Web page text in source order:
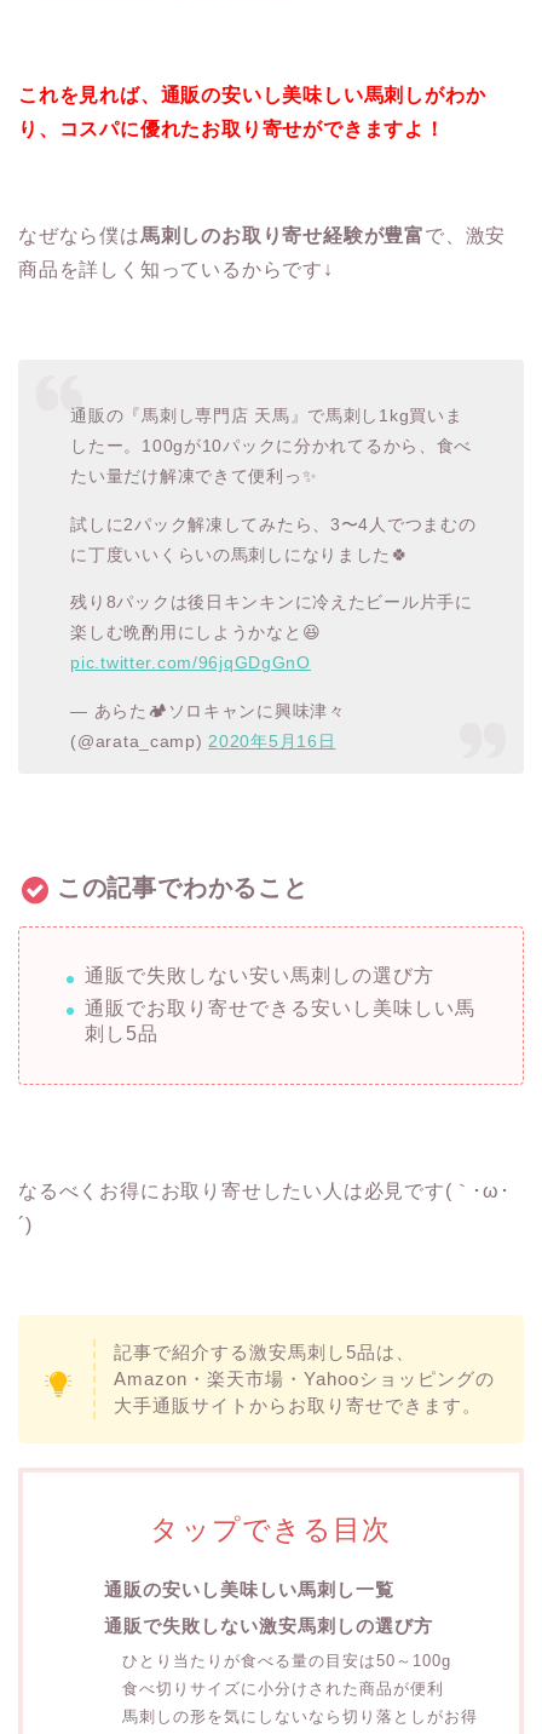
これを見れば、通販の安いし美味しい馬刺しがわか
り、コスパに優れたお取り寄せができますよ！
なぜなら僕は馬刺しのお取り寄せ経験が豊富で、激安
商品を詳しく知っているからです↓
通販の『馬刺し専門店 天馬』で馬刺し1kg買いま
したー。100gが10パックに分かれてるから、食べ
たい量だけ解凍できて便利っ✨
試しに2パック解凍してみたら、3〜4人でつまむの
に丁度いいくらいの馬刺しになりました🍀
残り8パックは後日キンキンに冷えたビール片手に
楽しむ晩酌用にしようかなと😆
pic.twitter.com/96jqGDgGnO
— あらた🏕ソロキャンに興味津々
(@arata_camp) 2020年5月16日
この記事でわかること
通販で失敗しない安い馬刺しの選び方
通販でお取り寄せできる安いし美味しい馬
刺し5品
なるべくお得にお取り寄せしたい人は必見です(｀･ω･
´)ゞ
記事で紹介する激安馬刺し5品は、
Amazon・楽天市場・Yahooショッピングの
大手通販サイトからお取り寄せできます。
タップできる目次
通販の安いし美味しい馬刺し一覧
通販で失敗しない激安馬刺しの選び方
ひとり当たりが食べる量の目安は50～100g
食べ切りサイズに小分けされた商品が便利
馬刺しの形を気にしないなら切り落としがお得